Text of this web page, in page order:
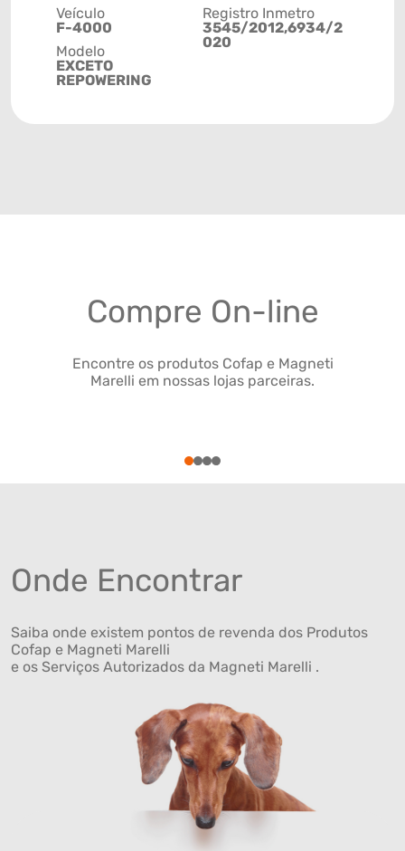
Veículo
F-4000
Modelo
EXCETO
REPOWERING
Registro Inmetro
3545/2012,6934/2
020
Compre On-line
Encontre os produtos Cofap e Magneti
Marelli em nossas lojas parceiras.
1234
Onde Encontrar
Saiba onde existem pontos de revenda dos Produtos
Cofap e Magneti Marelli
e os Serviços Autorizados da Magneti Marelli .